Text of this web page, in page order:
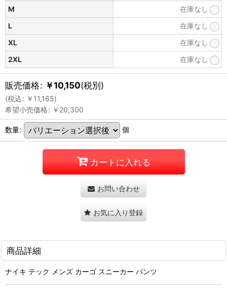
M
在庫なし
L
在庫なし
XL
在庫なし
2XL
在庫なし
販売価格: ￥10,150(税別)
(税込: ￥ 11,165)
希望小売価格: ￥ 20,300
数量: 個
カートに入れる
お問い合わせ
お気に入り登録
商品詳細
ナイキ テック メンズ カーゴ スニーカー パンツ